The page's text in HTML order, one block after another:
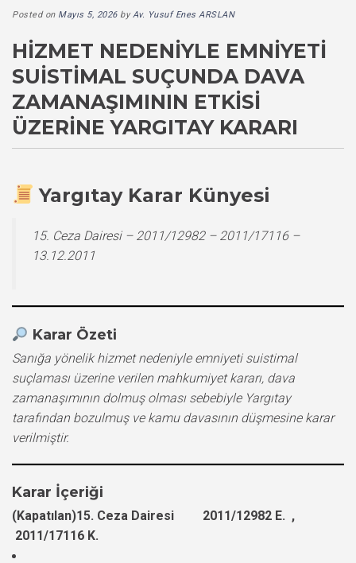
Posted on Mayıs 5, 2026byAv. Yusuf Enes ARSLAN
HIZMET NEDENIYLE EMNIYETI
SUISTIMAL SUÇUNDA DAVA
ZAMANAŞIMININ ETKISI
ÜZERINE YARGITAY KARARI
Yargıtay Karar Künyesi
15. Ceza Dairesi – 2011/12982 – 2011/17116 –
13.12.2011
Karar Özeti
Sanığa yönelik hizmet nedeniyle emniyeti suistimal
suçlaması üzerine verilen mahkumiyet kararı, dava
zamanaşımının dolmuş olması sebebiyle Yargıtay
tarafından bozulmuş ve kamu davasının düşmesine karar
verilmiştir.
Karar İçeriği
(Kapatılan)15. Ceza Dairesi 2011/12982 E. ,
2011/17116 K.